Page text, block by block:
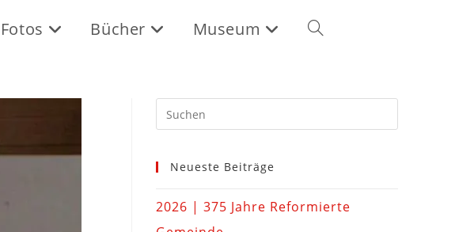
Fotos Bücher Museum
Neueste Beiträge
2026 | 375 Jahre Reformierte